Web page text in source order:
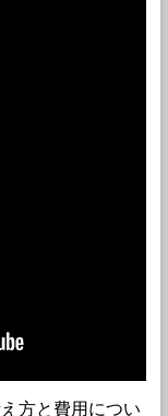
方と費用につい